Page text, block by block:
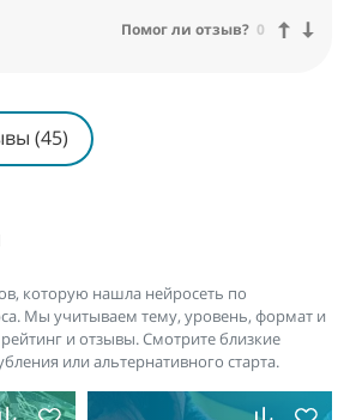
Помог ли отзыв? 0
(45)
которую нашла нейросеть по
Мы учитываем тему, уровень, формат и
и отзывы. Смотрите близкие
или альтернативного старта.